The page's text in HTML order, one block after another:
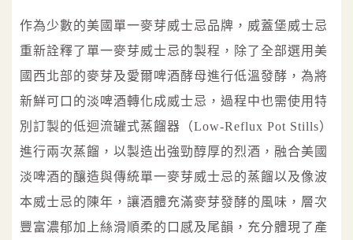
作為少數的美國單一麥芽威士忌品牌，威蓋堡威士忌
重新詮釋了單一麥芽威士忌的製程，除了全部選用美
國西北部的麥芽及愛爾啤酒酵母進行低溫發酵，為將
新鮮可口的淡啤酒轉化成威士忌，過程中也需使用特
別訂製的低迴流罐式蒸餾器（Low-Reflux Pot Stills）
進行兩次蒸餾，以製造出強勁醇厚的烈酒，融合美國
淡啤酒的釀造與傳統單一麥芽威士忌的蒸餾以及像波
本威士忌的陳年，讓酒體充滿麥芽發酵的風味，層次
豐富濃郁加上絲滑順柔的口感及尾韻，充分體現了產